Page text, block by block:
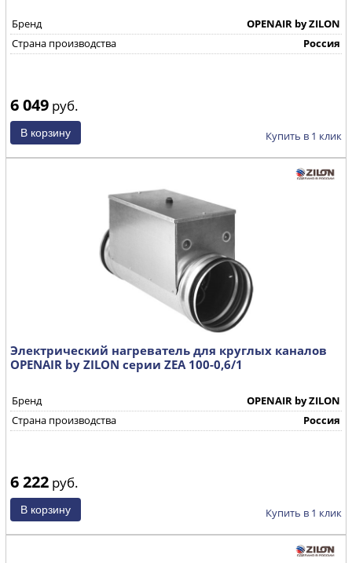
Бренд
OPENAIR by ZILON
Страна производства
Россия
6 049 руб.
Купить в 1 клик
Электрический нагреватель для круглых каналов
OPENAIR by ZILON серии ZEA 100-0,6/1
Бренд
OPENAIR by ZILON
Страна производства
Россия
6 222 руб.
Купить в 1 клик